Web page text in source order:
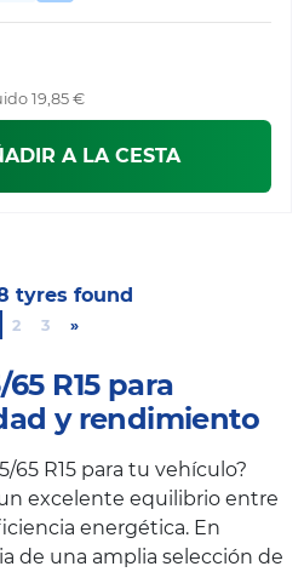
19,85 €
A LA CESTA
2 3 »
tyres found
R15 para
y rendimiento
65 R15 para tu vehículo?
excelente equilibrio entre
energética. En
de una amplia selección de